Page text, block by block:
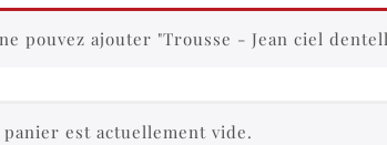
pouvez ajouter "Trousse - Jean ciel
panier est actuellement vide.